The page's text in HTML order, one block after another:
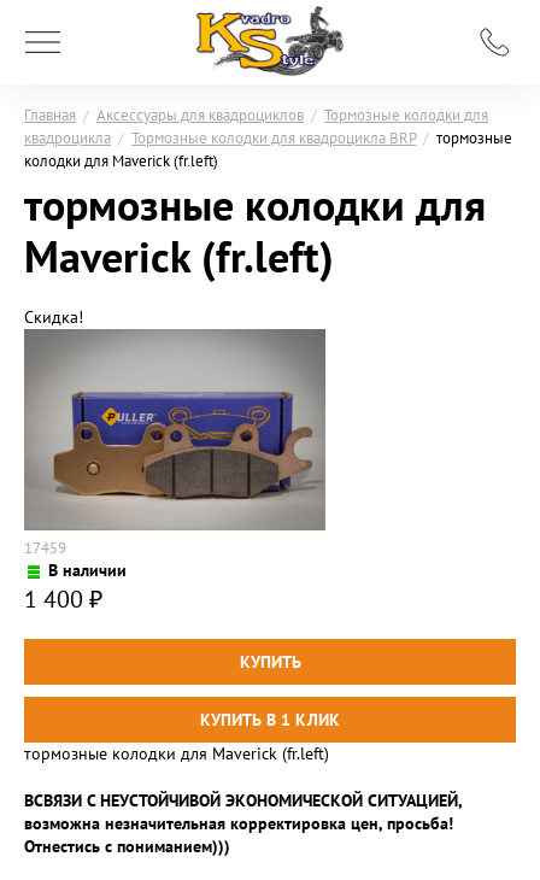
Главная / Аксессуары для квадроциклов / Тормозные колодки для
квадроцикла / Тормозные колодки для квадроцикла BRP / тормозные
колодки для Maverick (fr.left)
тормозные колодки для
Maverick (fr.left)
Скидка!
17459
В наличии
1 400 ₽
тормозные колодки для Maverick (fr.left)
ВСВЯЗИ С НЕУСТОЙЧИВОЙ ЭКОНОМИЧЕСКОЙ СИТУАЦИЕЙ,
возможна незначительная корректировка цен, просьба!
Отнестись с пониманием)))